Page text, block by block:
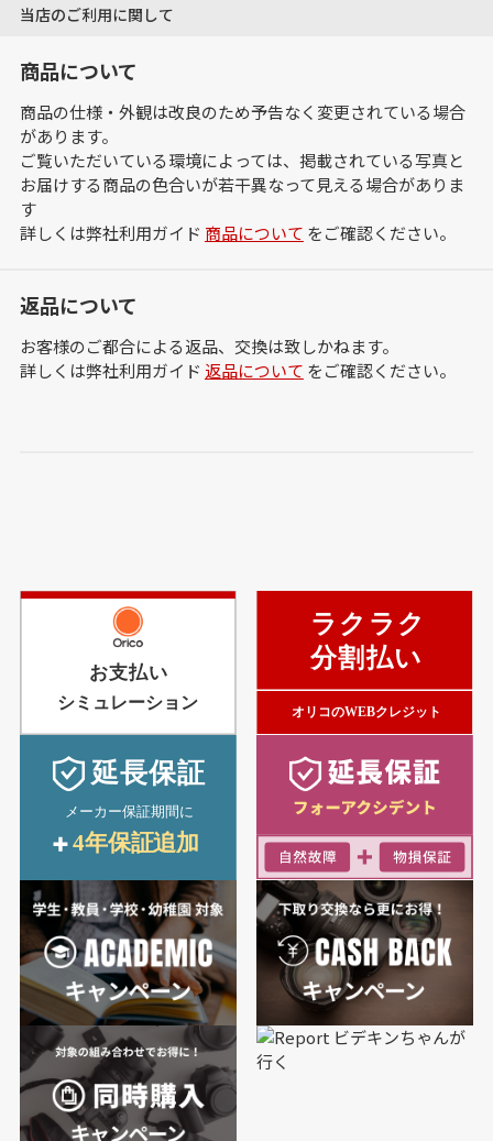
当店のご利用に関して
商品について
商品の仕様・外観は改良のため予告なく変更されている場合
があります。
ご覧いただいている環境によっては、掲載されている写真と
お届けする商品の色合いが若干異なって見える場合がありま
す
詳しくは弊社利用ガイド 商品について をご確認ください。
返品について
お客様のご都合による返品、交換は致しかねます。
詳しくは弊社利用ガイド 返品について をご確認ください。